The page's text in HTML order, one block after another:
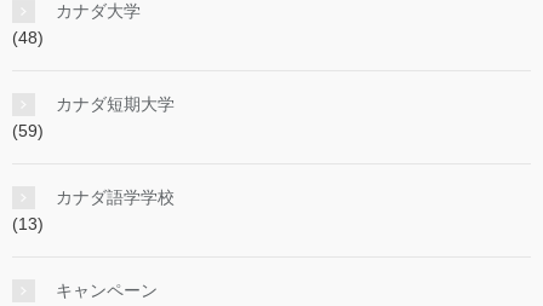
カナダ大学
(48)
カナダ短期大学
(59)
カナダ語学学校
(13)
キャンペーン